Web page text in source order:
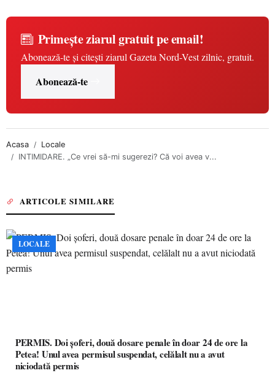
Primește ziarul gratuit pe email!
Abonează-te și citești ziarul Gazeta Nord-Vest zilnic, gratuit.
Abonează-te
Acasa
Locale
INTIMIDARE. „Ce vrei să-mi sugerezi? Că voi avea v...
ARTICOLE SIMILARE
LOCALE
PERMIS. Doi șoferi, două dosare penale în doar 24 de ore la
Petea! Unul avea permisul suspendat, celălalt nu a avut
niciodată permis